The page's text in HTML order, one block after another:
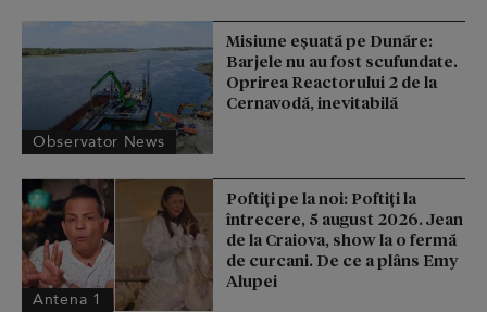
Observator News
Misiune eșuată pe Dunăre:
Barjele nu au fost scufundate.
Oprirea Reactorului 2 de la
Cernavodă, inevitabilă
Antena 1
Poftiți pe la noi: Poftiți la
întrecere, 5 august 2026. Jean
de la Craiova, show la o fermă
de curcani. De ce a plâns Emy
Alupei